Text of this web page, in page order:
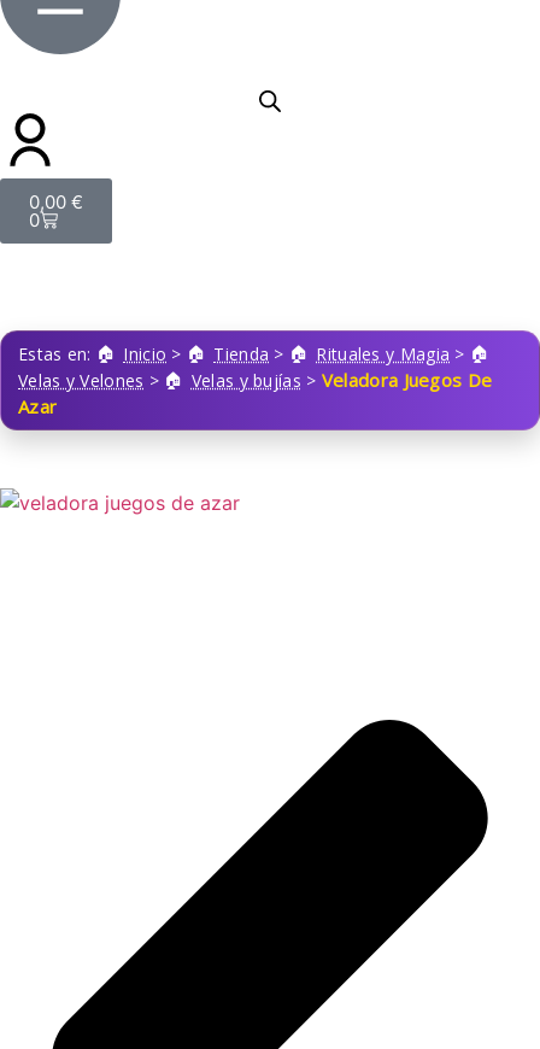
0,00 €
0
Estas en: Inicio > Tienda > Rituales y Magia >
Velas y Velones > Velas y bujías > Veladora Juegos De
Azar